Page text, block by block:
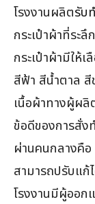
โรงงานผลิตรับ
กระเป๋าผ้าที่ระ
กระเป๋าผ้ามีให้
สีฟ้า สีน้ำตาล
เนื้อผ้าทางผู้ผลิ
ข้อดีของการสั่ง
ผ่านคนกลางคือ
สามารถปรับแก้
โรงงานมีผู้ออก